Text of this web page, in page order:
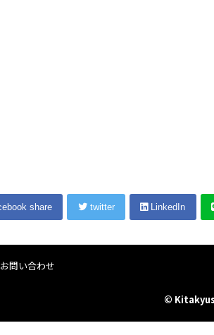
share twitter LinkedIn
お問い合わせ
©